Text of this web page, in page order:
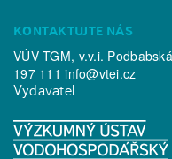
KONTAKTUJTE NÁS
VÚV TGM, v.v.i.
197 111info@vtei.cz
Vydavatel